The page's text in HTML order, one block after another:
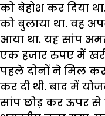
को बेहोश कर दिया
को बुलाया था. वह
आया था. यह सांप
एक हजार रुपए में
पहले दोनों ने मिल
कर दी थी. बाद में
सांप छोड़ कर ऊपर